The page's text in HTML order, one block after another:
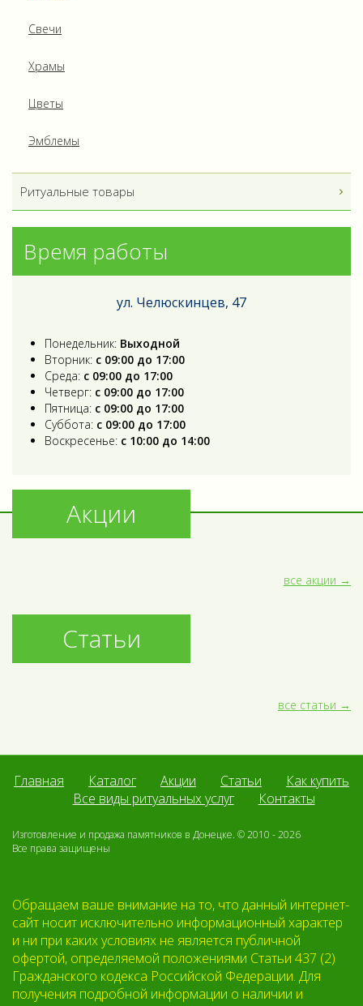
Свечи
Храмы
Цветы
Эмблемы
Ритуальные товары
Время работы
ул. Челюскинцев, 47
Понедельник: Выходной
Вторник: с 09:00 до 17:00
Среда: с 09:00 до 17:00
Четверг: с 09:00 до 17:00
Пятница: с 09:00 до 17:00
Суббота: с 09:00 до 17:00
Воскресенье: с 10:00 до 14:00
Акции
все акции
Статьи
все статьи
Главная Каталог Акции Статьи
Как купить
Все виды ритуальных услуг
Контакты
Изготовление и продажа памятников в Донецке. © 2010 - 2026
Все права защищены
Обращаем ваше внимание на то, что данный интернет-
сайт носит исключительно информационный характер
и ни при каких условиях не является публичной
офертой, определяемой положениями Статьи 437 (2)
Гражданского кодекса Российской Федерации. Для
получения подробной информации о наличии и